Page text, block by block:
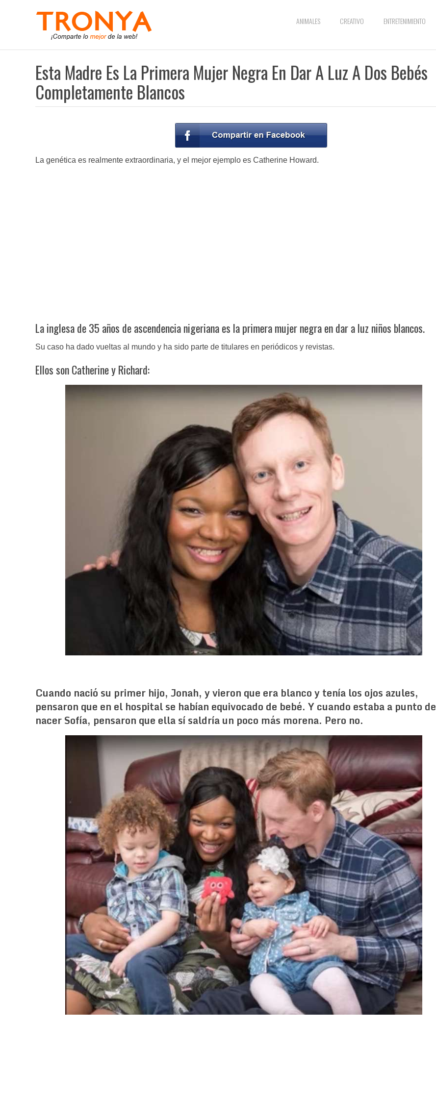
ANIMALES CREATIVO ENTRETENIMIENTO
Esta Madre Es La Primera Mujer Negra En Dar A Luz A Dos Bebés
Completamente Blancos
La genética es realmente extraordinaria, y el mejor ejemplo es Catherine Howard.
La inglesa de 35 años de ascendencia nigeriana es la primera mujer negra en dar a luz niños blancos.
Su caso ha dado vueltas al mundo y ha sido parte de titulares en periódicos y revistas.
Ellos son Catherine y Richard:
Cuando nació su primer hijo, Jonah, y vieron que era blanco y tenía los ojos azules,
pensaron que en el hospital se habían equivocado de bebé. Y cuando estaba a punto de
nacer Sofía, pensaron que ella sí saldría un poco más morena. Pero no.